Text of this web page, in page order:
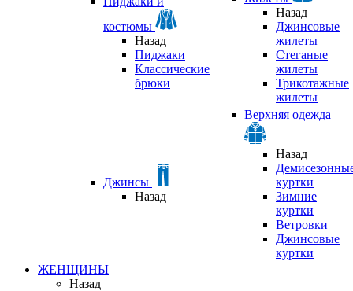
костюмы
Назад
Пиджаки
Классические
брюки
Назад
Джинсовые
жилеты
Стеганые
жилеты
Трикотажные
жилеты
Джинсы
Назад
Верхняя одежда
Назад
куртки
Зимние
куртки
Ветровки
Джинсовые
куртки
ЖЕНЩИНЫ
Назад